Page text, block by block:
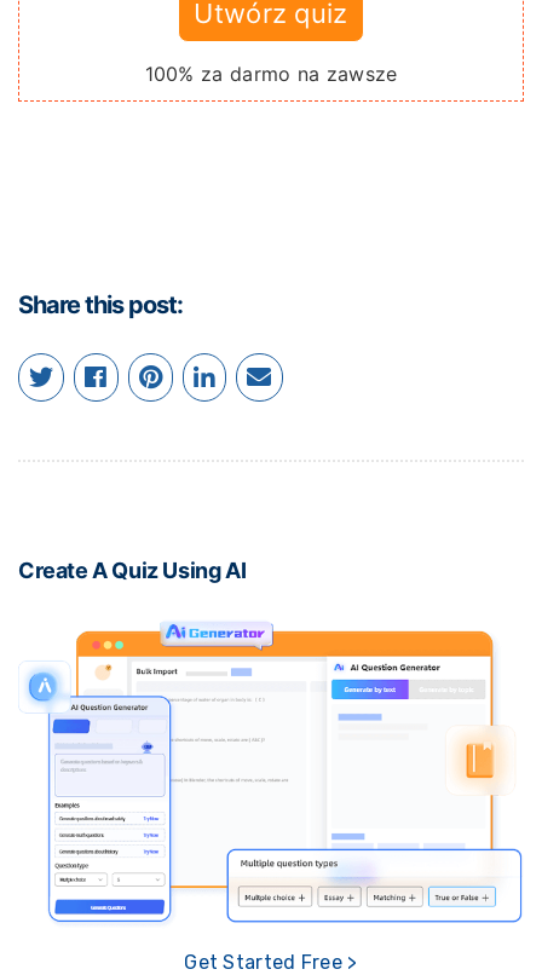
Utwórz quiz
100% za darmo na zawsze
Share this post:
Create A Quiz Using AI
Get Started Free >